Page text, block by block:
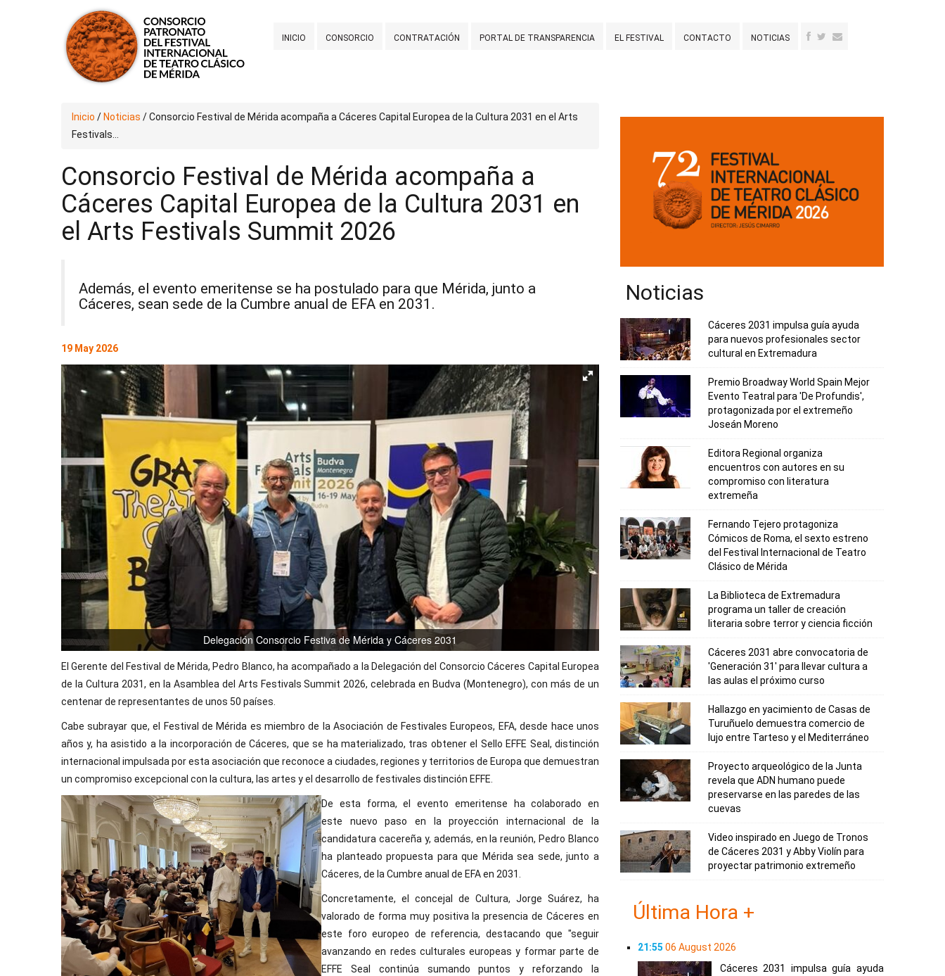
INICIO CONSORCIO CONTRATACIÓN PORTAL DE TRANSPARENCIA EL FESTIVAL CONTACTO NOTICIAS
Inicio / Noticias /Consorcio Festival de Mérida acompaña a Cáceres Capital Europea de la Cultura 2031 en el Arts
Festivals...
Consorcio Festival de Mérida acompaña a
Cáceres Capital Europea de la Cultura 2031 en
el Arts Festivals Summit 2026
Además, el evento emeritense se ha postulado para que Mérida, junto a
Cáceres, sean sede de la Cumbre anual de EFA en 2031.
19 May 2026
Delegación Consorcio Festiva de Mérida y Cáceres 2031
El Gerente del Festival de Mérida, Pedro Blanco, ha acompañado a la Delegación del Consorcio Cáceres Capital Europea
de la Cultura 2031, en la Asamblea del Arts Festivals Summit 2026, celebrada en Budva (Montenegro), con más de un
centenar de representantes de unos 50 países.
Cabe subrayar que, el Festival de Mérida es miembro de la Asociación de Festivales Europeos, EFA, desde hace unos
años y, ha asistido a la incorporación de Cáceres, que se ha materializado, tras obtener el Sello EFFE Seal, distinción
internacional impulsada por esta asociación que reconoce a ciudades, regiones y territorios de Europa que demuestran
un compromiso excepcional con la cultura, las artes y el desarrollo de festivales distinción EFFE.
De esta forma, el evento emeritense ha colaborado en
este nuevo paso en la proyección internacional de la
candidatura cacereña y, además, en la reunión, Pedro Blanco
ha planteado propuesta para que Mérida sea sede, junto a
Cáceres, de la Cumbre anual de EFA en 2031.
Concretamente, el concejal de Cultura, Jorge Suárez, ha
valorado de forma muy positiva la presencia de Cáceres en
este foro europeo de referencia, destacando que "seguir
avanzando en redes culturales europeas y formar parte de
EFFE Seal continúa sumando puntos y reforzando la
Noticias
Cáceres 2031 impulsa guía ayuda
para nuevos profesionales sector
cultural en Extremadura
Premio Broadway World Spain Mejor
Evento Teatral para 'De Profundis',
protagonizada por el extremeño
Joseán Moreno
Editora Regional organiza
encuentros con autores en su
compromiso con literatura
extremeña
Fernando Tejero protagoniza
Cómicos de Roma, el sexto estreno
del Festival Internacional de Teatro
Clásico de Mérida
La Biblioteca de Extremadura
programa un taller de creación
literaria sobre terror y ciencia ficción
Cáceres 2031 abre convocatoria de
'Generación 31' para llevar cultura a
las aulas el próximo curso
Hallazgo en yacimiento de Casas de
Turuñuelo demuestra comercio de
lujo entre Tarteso y el Mediterráneo
Proyecto arqueológico de la Junta
revela que ADN humano puede
preservarse en las paredes de las
cuevas
Video inspirado en Juego de Tronos
de Cáceres 2031 y Abby Violín para
proyectar patrimonio extremeño
Última Hora +
21:55 06 August 2026
Cáceres 2031 impulsa guía ayuda